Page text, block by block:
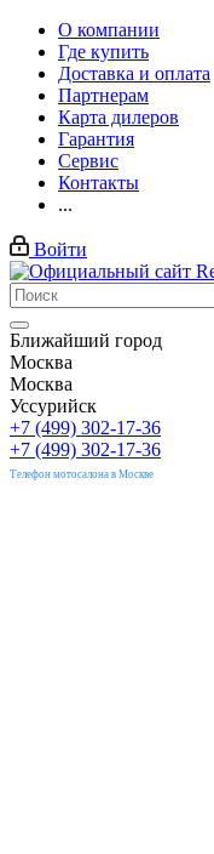
О компании
Где купить
Доставка и оплата
Партнерам
Карта дилеров
Гарантия
Сервис
Контакты
...
Войти
Ближайший город
Москва
Москва
Уссурийск
+7 (499) 302-17-36
+7 (499) 302-17-36
Телефон мотосалона в Москве